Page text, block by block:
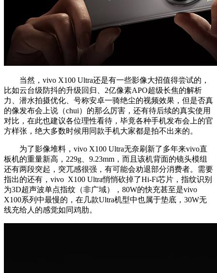
当然，vivo X100 Ultra还是有一些影像大招值得尝试的，
比如云台级防抖的升级回归、2亿像素APO超级长焦的解析
力、潜水拍摄优化、号称安卓一骑绝尘的视频效果，但是否真
的像发布会上说（chui）的那么厉害，还有待后续的真实使用
对比，在此也建议各位理性看待，毕竟各种手机发布会上的官
方样张，绝大多数时候用同款手机大家都是拍不出来的。
为了影像堆料，vivo X100 Ultra无奈刷新了多年来vivo直
板机的重量新高，229g、9.23mm，而且该机背面的镜头模组
还有两段突起，突兀感很强，有可能会劝退部分消费者。需要
指出的还有，vivo X100 Ultra悄悄砍掉了Hi-Fi芯片，指纹识别
为3D超声波单点指纹（非广域），80W的快充甚至是vivo
X100系列中最慢的，在几款Ultra机型中也属于垫底，30W无
线充给人的感觉如同鸡肋。